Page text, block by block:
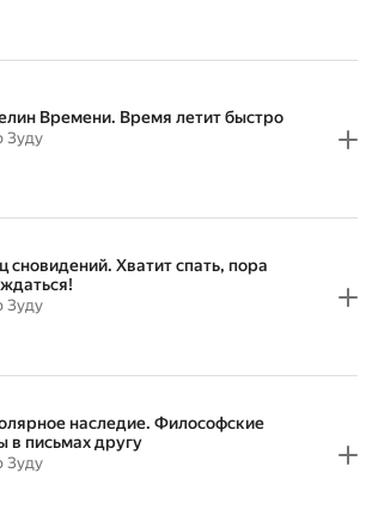
Времени. Время летит быстро
Зуду
сновидений. Хватит спать, пора
Зуду
наследие. Философские
в письмах другу
Зуду